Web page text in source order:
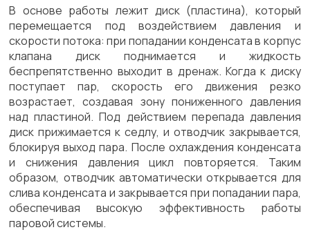
В основе работы лежит диск (пластина), который
перемещается под воздействием давления и
скорости потока: при попадании конденсата в корпус
клапана диск поднимается и жидкость
беспрепятственно выходит в дренаж. Когда к диску
поступает пар, скорость его движения резко
возрастает, создавая зону пониженного давления
над пластиной. Под действием перепада давления
диск прижимается к седлу, и отводчик закрывается,
блокируя выход пара. После охлаждения конденсата
и снижения давления цикл повторяется. Таким
образом, отводчик автоматически открывается для
слива конденсата и закрывается при попадании пара,
обеспечивая высокую эффективность работы
паровой системы.